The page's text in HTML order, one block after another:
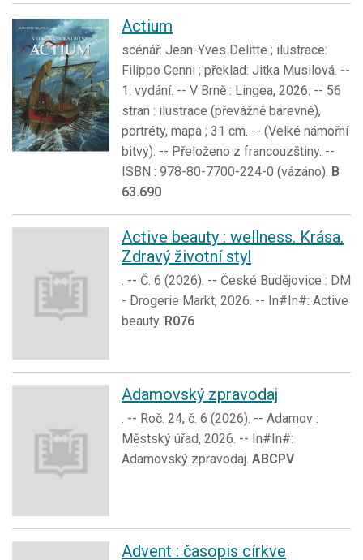
Actium
scénář: Jean-Yves Delitte ; ilustrace:
Filippo Cenni ; překlad: Jitka Musilová. --
1. vydání. -- V Brně : Lingea, 2026. -- 56
stran : ilustrace (převážně barevné),
portréty, mapa ; 31 cm. -- (Velké námořní
bitvy). -- Přeloženo z francouzštiny. --
ISBN : 978-80-7700-224-0 (vázáno). B
63.690
Active beauty : wellness. Krása.
Zdravý životní styl
. -- Č. 6 (2026). -- České Budějovice : DM
- Drogerie Markt, 2026. -- In#In#: Active
beauty. R076
Adamovský zpravodaj
. -- Roč. 24, č. 6 (2026). -- Adamov :
Městský úřad, 2026. -- In#In#:
Adamovský zpravodaj. ABCPV
Advent : časopis církve